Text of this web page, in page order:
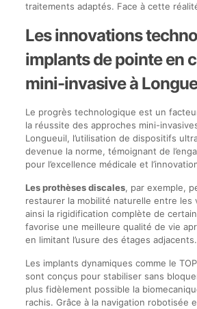
traitements adaptés. Face à cette
Les innovations
implants de pointe en
mini-invasive à
Le progrès technologique est un
la réussite des approches mini-
Longueuil, l’utilisation de dispositifs
devenue la norme, témoignant de
pour l’excellence médicale et
Les prothèses discales, par exemple,
restaurer la mobilité naturelle entre les
ainsi la rigidification complète de
favorise une meilleure qualité de vie
en limitant l’usure des étages adjacents.
Les implants dynamiques comme le
sont conçus pour stabiliser sans
plus fidèlement possible la
rachis. Grâce à la navigation robotisée